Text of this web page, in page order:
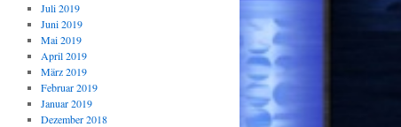
Juli 2019
Juni 2019
Mai 2019
April 2019
März 2019
Februar 2019
Januar 2019
Dezember 2018